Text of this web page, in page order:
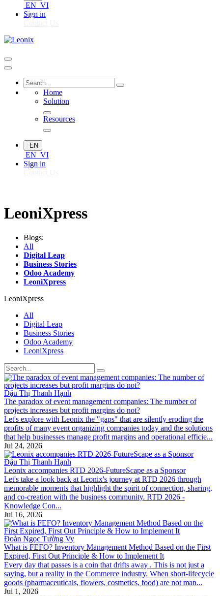
EN VI
Sign in
Home
Solution
Resources
EN
EN VI
Sign in
LeoniXpress
Blogs:
All
Digital Leap
Business Stories
Odoo Academy
LeoniXpress
LeoniXpress
All
Digital Leap
Business Stories
Odoo Academy
LeoniXpress
Đậu Thị Thanh Hạnh
The paradox of event management companies: The number of
projects increases but profit margins do not?
Let's explore with Leonix the "gaps" that are silently eroding the
profits of many event organizing companies today and the solutions
that help businesses manage profit margins and operational efficie...
Jul 24, 2026
Đậu Thị Thanh Hạnh
Leonix accompanies RTD 2026-FutureScape as a Sponsor
Let's take a look back at Leonix's journey at RTD 2026 through
memorable moments that highlight the spirit of connection, sharing,
and co-creation with the business community. RTD 2026 -
Knowledge Con...
Jul 16, 2026
Đoàn Ngọc Tường Vy
What is FEFO? Inventory Management Method Based on the First
Expired, First Out Principle & How to Implement It
Every day that passes is a coin that drifts away . This is not just a
saying, but a reality in the Commerce industry. When short-lifecycle
goods (pharmaceuticals, flowers, cosmetics, food) are not man...
Jul 1, 2026